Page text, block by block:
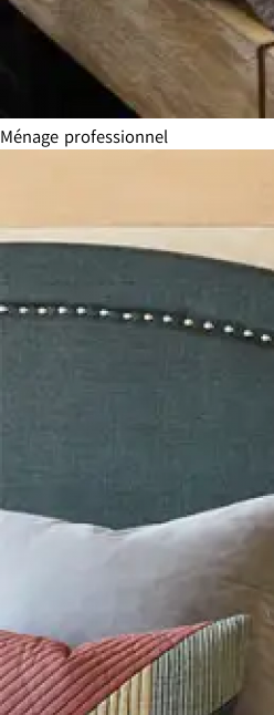
Ménage professionnel